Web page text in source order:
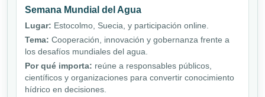
Semana Mundial del Agua
Lugar: Estocolmo, Suecia, y participación online.
Tema: Cooperación, innovación y gobernanza frente a
los desafíos mundiales del agua.
Por qué importa: reúne a responsables públicos,
científicos y organizaciones para convertir conocimiento
hídrico en decisiones.